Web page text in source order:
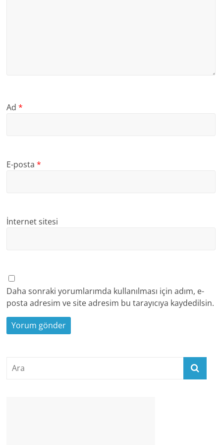
Ad*
E-posta*
İnternet sitesi
Daha sonraki yorumlarımda kullanılması için adım, e-
posta adresim ve site adresim bu tarayıcıya kaydedilsin.